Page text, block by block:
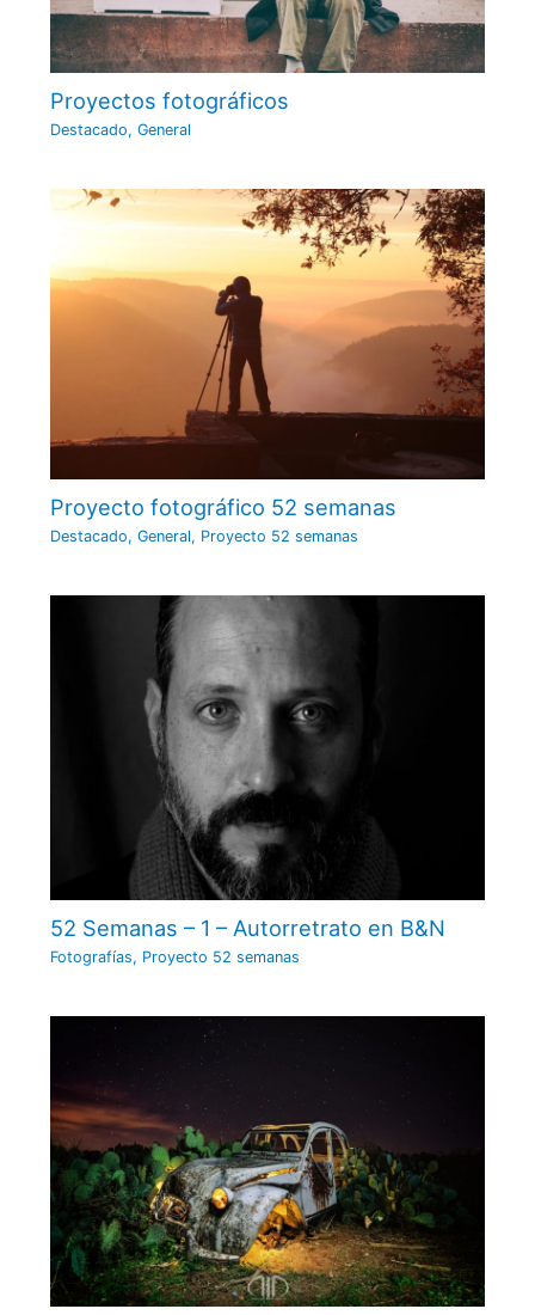
Proyectos fotográficos
Destacado, General
Proyecto fotográfico 52 semanas
Destacado, General, Proyecto 52 semanas
52 Semanas – 1 – Autorretrato en B&N
Fotografías, Proyecto 52 semanas